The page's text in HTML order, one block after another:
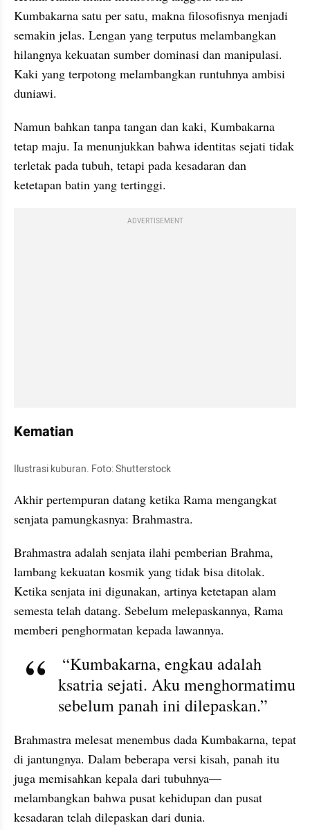
Kumbakarna satu per satu, makna filosofisnya menjadi
semakin jelas. Lengan yang terputus melambangkan
hilangnya kekuatan sumber dominasi dan manipulasi.
Kaki yang terpotong melambangkan runtuhnya ambisi
duniawi.
Namun bahkan tanpa tangan dan kaki, Kumbakarna
tetap maju. Ia menunjukkan bahwa identitas sejati tidak
terletak pada tubuh, tetapi pada kesadaran dan
ketetapan batin yang tertinggi.
ADVERTISEMENT
Kematian
Ilustrasi kuburan. Foto: Shutterstock
Akhir pertempuran datang ketika Rama mengangkat
senjata pamungkasnya: Brahmastra.
Brahmastra adalah senjata ilahi pemberian Brahma,
lambang kekuatan kosmik yang tidak bisa ditolak.
Ketika senjata ini digunakan, artinya ketetapan alam
semesta telah datang. Sebelum melepaskannya, Rama
memberi penghormatan kepada lawannya.
ksatria sejati. Aku menghormatimu
sebelum panah ini dilepaskan.”
Brahmastra melesat menembus dada Kumbakarna, tepat
di jantungnya. Dalam beberapa versi kisah, panah itu
juga memisahkan kepala dari tubuhnya—
melambangkan bahwa pusat kehidupan dan pusat
kesadaran telah dilepaskan dari dunia.